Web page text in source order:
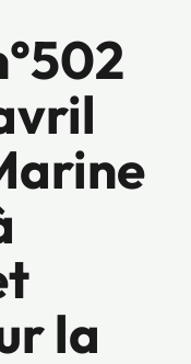
la